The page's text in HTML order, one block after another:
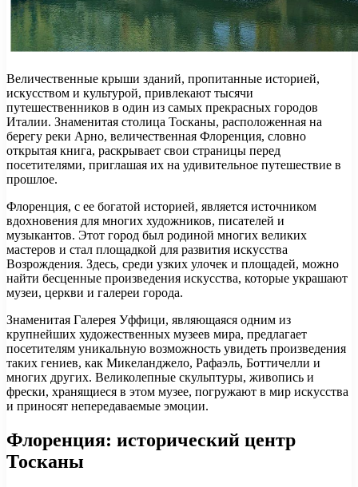
Величественные крыши зданий, пропитанные историей,
искусством и культурой, привлекают тысячи
путешественников в один из самых прекрасных городов
Италии. Знаменитая столица Тосканы, расположенная на
берегу реки Арно, величественная Флоренция, словно
открытая книга, раскрывает свои страницы перед
посетителями, приглашая их на удивительное путешествие в
прошлое.
Флоренция, с ее богатой историей, является источником
вдохновения для многих художников, писателей и
музыкантов. Этот город был родиной многих великих
мастеров и стал площадкой для развития искусства
Возрождения. Здесь, среди узких улочек и площадей, можно
найти бесценные произведения искусства, которые украшают
музеи, церкви и галереи города.
Знаменитая Галерея Уффици, являющаяся одним из
крупнейших художественных музеев мира, предлагает
посетителям уникальную возможность увидеть произведения
таких гениев, как Микеланджело, Рафаэль, Боттичелли и
многих других. Великолепные скульптуры, живопись и
фрески, хранящиеся в этом музее, погружают в мир искусства
и приносят непередаваемые эмоции.
Флоренция: исторический центр
Тосканы